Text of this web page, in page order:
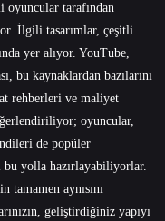
oyuncular tarafından
İlgili tasarımlar, çeşitli
yer alıyor. YouTube,
bu kaynaklardan bazılarını
rehberleri ve maliyet
oyuncular,
de popüler
bu yolla hazırlayabiliyorlar.
aynısını
geliştirdiğiniz yapıyı